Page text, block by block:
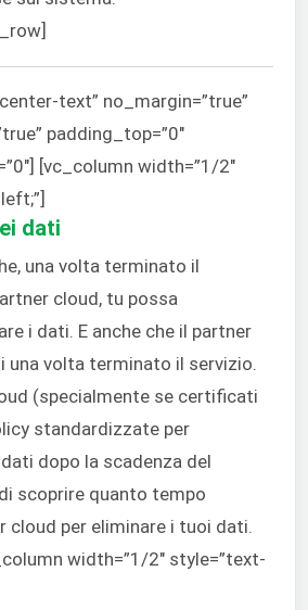
text” no_margin=”true”
padding_top=”0″
[vc_column width=”1/2″
dati
una volta terminato il
cloud, tu possa
i dati. E anche che il partner
una volta terminato il servizio.
(specialmente se certificati
standardizzate per
dopo la scadenza del
scoprire quanto tempo
cloud per eliminare i tuoi dati.
width=”1/2″ style=”text-